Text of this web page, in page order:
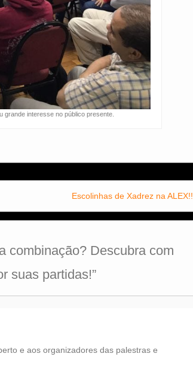
grande interesse no público presente.
Escolinhas de Xadrez na ALEX!!
combinação? Descubra com
suas partidas!”
e aos organizadores das palestras e